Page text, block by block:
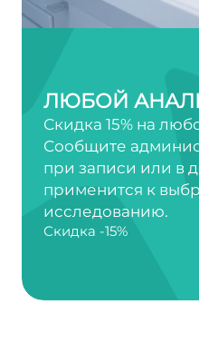
ЛЮБОЙ
Скидка 15% на
Сообщите
при записи или в
применится к
исследованию.
Скидка -15%